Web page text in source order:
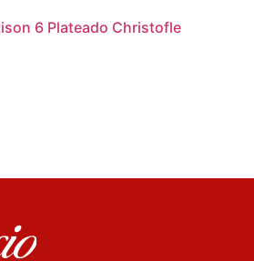
6 Plateado Christofle